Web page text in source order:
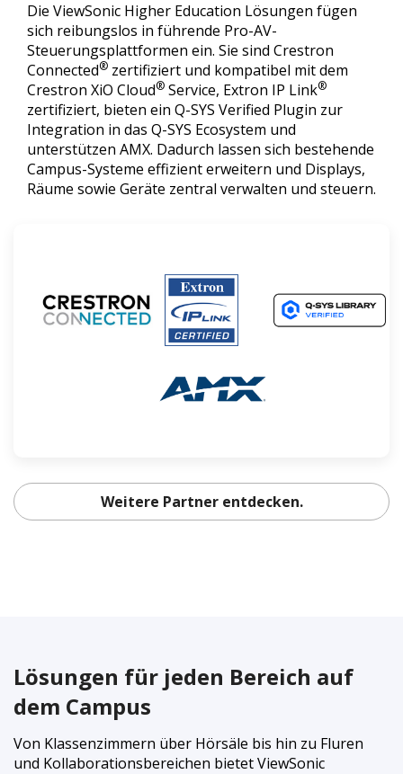
Die ViewSonic Higher Education Lösungen fügen
sich reibungslos in führende Pro-AV-
Steuerungsplattformen ein. Sie sind Crestron
Connected® zertifiziert und kompatibel mit dem
Crestron XiO Cloud® Service, Extron IP Link®
zertifiziert, bieten ein Q-SYS Verified Plugin zur
Integration in das Q-SYS Ecosystem und
unterstützen AMX. Dadurch lassen sich bestehende
Campus-Systeme effizient erweitern und Displays,
Räume sowie Geräte zentral verwalten und steuern.
Weitere Partner entdecken.
Lösungen für jeden Bereich auf
dem Campus
Von Klassenzimmern über Hörsäle bis hin zu Fluren
und Kollaborationsbereichen bietet ViewSonic